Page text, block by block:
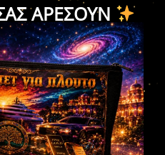
ΑΡΈΣΟΥΝ